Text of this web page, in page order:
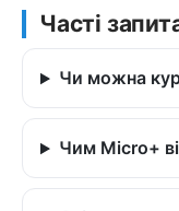
Часті
Чи можна
Чим Micro+